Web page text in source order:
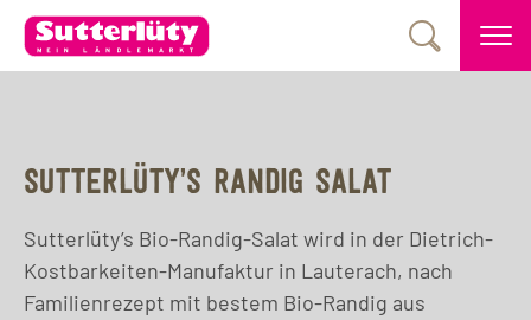
SUTTERLÜTY’S RANDIG SALAT
Sutterlüty’s Bio-Randig-Salat wird in der Dietrich-
Kostbarkeiten-Manufaktur in Lauterach, nach
Familienrezept mit bestem Bio-Randig aus